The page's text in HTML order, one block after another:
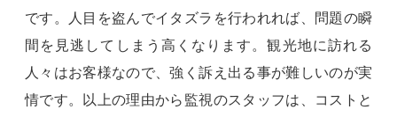
です。人目を盗んでイタズラを行われれば、問題の瞬
間を見逃してしまう高くなります。観光地に訪れる
人々はお客様なので、強く訴え出る事が難しいのが実
情です。以上の理由から監視のスタッフは、コストと